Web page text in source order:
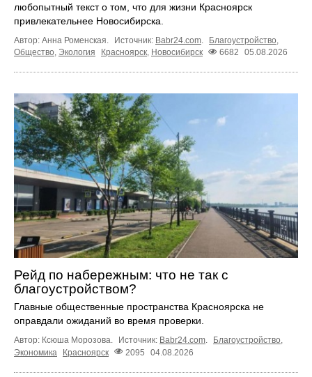
любопытный текст о том, что для жизни Красноярск
привлекательнее Новосибирска.
Автор: Анна Роменская. Источник: Babr24.com Благоустройство
Общество, Экология Красноярск, Новосибирск 6682 05.08.2026
Рейд по набережным: что не так с
благоустройством?
Главные общественные пространства Красноярска не
оправдали ожиданий во время проверки.
Автор: Ксюша Морозова. Источник: Babr24.com. Благоустройство,
Экономика
Красноярск 2095 04.08.2026